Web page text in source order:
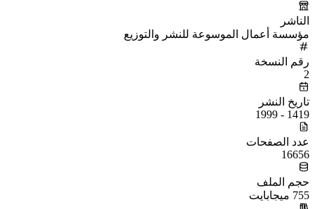
الناشر
مؤسسة أعمال الموسوعة للنشر والتوزيع
رقم النسخة
2
تاريخ النشر
1419 - 1999
عدد الصفحات
16656
حجم الملف
755 ميجابايت